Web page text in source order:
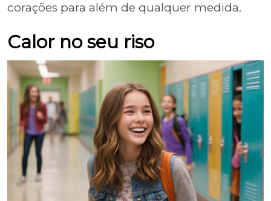
corações para além de qualquer medida.
Calor no seu riso